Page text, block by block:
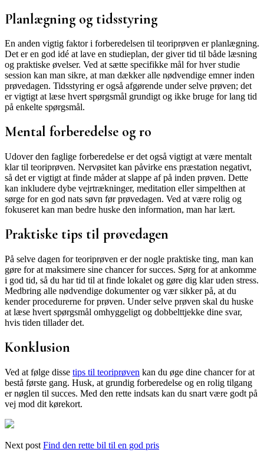
Planlægning og tidsstyring
En anden vigtig faktor i forberedelsen til teoriprøven er planlægning.
Det er en god idé at lave en studieplan, der giver tid til både læsning
og praktiske øvelser. Ved at sætte specifikke mål for hver studie
session kan man sikre, at man dækker alle nødvendige emner inden
prøvedagen. Tidsstyring er også afgørende under selve prøven; det
er vigtigt at læse hvert spørgsmål grundigt og ikke bruge for lang tid
på enkelte spørgsmål.
Mental forberedelse og ro
Udover den faglige forberedelse er det også vigtigt at være mentalt
klar til teoriprøven. Nervøsitet kan påvirke ens præstation negativt,
så det er vigtigt at finde måder at slappe af på inden prøven. Dette
kan inkludere dybe vejrtrækninger, meditation eller simpelthen at
sørge for en god nats søvn før prøvedagen. Ved at være rolig og
fokuseret kan man bedre huske den information, man har lært.
Praktiske tips til prøvedagen
På selve dagen for teoriprøven er der nogle praktiske ting, man kan
gøre for at maksimere sine chancer for succes. Sørg for at ankomme
i god tid, så du har tid til at finde lokalet og gøre dig klar uden stress.
Medbring alle nødvendige dokumenter og vær sikker på, at du
kender procedurerne for prøven. Under selve prøven skal du huske
at læse hvert spørgsmål omhyggeligt og dobbelttjekke dine svar,
hvis tiden tillader det.
Konklusion
Ved at følge disse tips til teoriprøven kan du øge dine chancer for at
bestå første gang. Husk, at grundig forberedelse og en rolig tilgang
er nøglen til succes. Med den rette indsats kan du snart være godt på
vej mod dit kørekort.
Next post Find den rette bil til en god pris